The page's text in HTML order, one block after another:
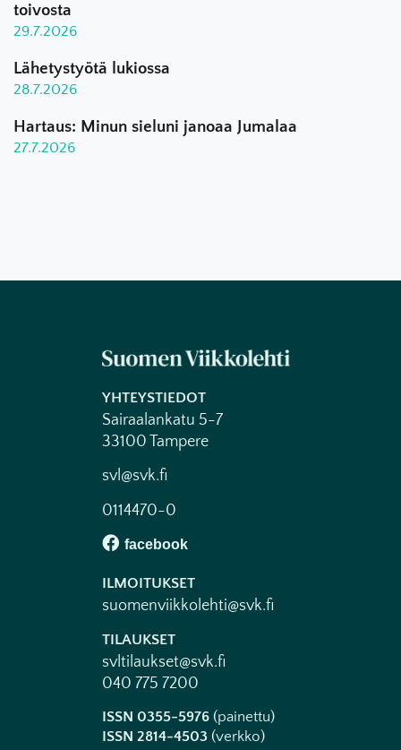
toivosta
29.7.2026
Lähetystyötä lukiossa
28.7.2026
Hartaus: Minun sieluni janoaa Jumalaa
27.7.2026
YHTEYSTIEDOT
Sairaalankatu 5-7
33100 Tampere
svl@svk.fi
0114470-0
ILMOITUKSET
suomenviikkolehti@svk.fi
TILAUKSET
svltilaukset@svk.fi
040 775 7200
ISSN 0355-5976 (painettu)
ISSN 2814-4503 (verkko)